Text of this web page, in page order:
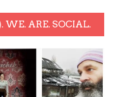
WE. ARE. SOCIAL.